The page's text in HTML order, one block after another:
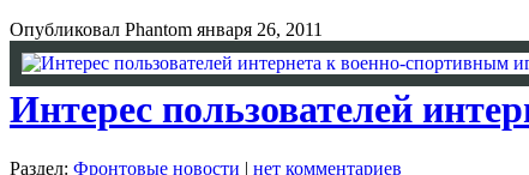
Опубликовал Phantom января 26, 2011
Интерес пользователей
Раздел: Фронтовые новости | нет комментариев